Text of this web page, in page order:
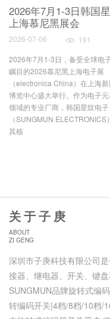
2026年7月1-3日韩国
上海慕尼黑展会
2026-07-06
191
2026年7月1-3日，备受全球电
瞩目的2026慕尼黑上海电子展
（electronica China）在上海
博览中心盛大举行。作为电子
领域的专业厂商，韩国星炆电子
（SUNGMUN ELECTRONICS
其核
关于子庚
ABOUT
ZI GENG
深圳市子庚科技有限公司
接器、继电器、开关、键
SUNGMUN品牌旋转式编
转编码开关|4档/8档/10档/